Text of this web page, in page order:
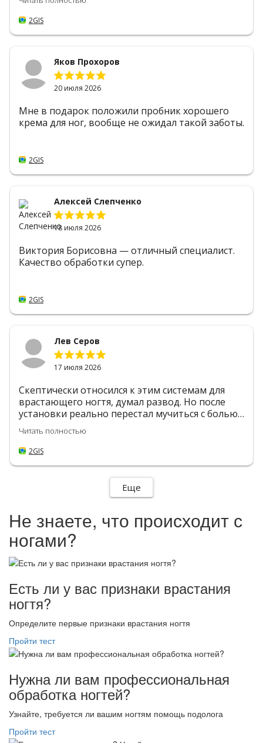
2GIS
Яков Прохоров
20 июля 2026
Мне в подарок положили пробник хорошего
крема для ног, вообще не ожидал такой заботы.
2GIS
Алексей Слепченко
18 июля 2026
Виктория Борисовна — отличный специалист.
Качество обработки супер.
2GIS
Лев Серов
17 июля 2026
Скептически относился к этим системам для
врастающего ногтя, думал развод. Но после
установки реально перестал мучиться с болью
при ходьбе.
Читать полностью
2GIS
Еще
Не знаете, что происходит с
ногами?
Есть ли у вас признаки врастания
ногтя?
Определите первые признаки врастания ногтя
Пройти тест
Нужна ли вам профессиональная
обработка ногтей?
Узнайте, требуется ли вашим ногтям помощь подолога
Пройти тест